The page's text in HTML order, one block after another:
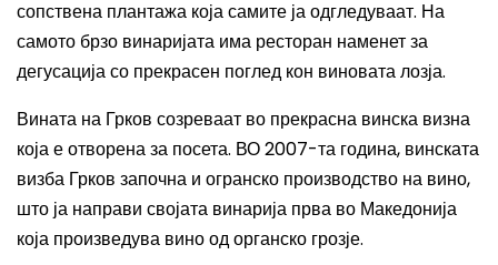
сопствена плантажа која самите ја одгледуваат. На
самото брзо винаријата има ресторан наменет за
дегусација со прекрасен поглед кон виновата лозја.
Вината на Грков созреваат во прекрасна винска визна
која е отворена за посета. ВО 2007-та година, винската
визба Грков започна и огранско производство на вино,
што ја направи својата винарија прва во Македонија
која произведува вино од органско грозје.